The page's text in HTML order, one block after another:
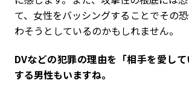
て、女性をバッシングすることでその
わそうとしているのかもしれません。
――DVなどの犯罪の理由を「相手を愛し
する男性もいますね。